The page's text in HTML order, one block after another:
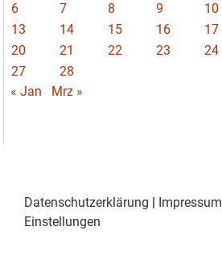
6
7 8 9 10
13
14 15 16 17
20
21 22 23 24
27
28
« Jan
Mrz »
Datenschutzerklärung Impressum
Einstellungen